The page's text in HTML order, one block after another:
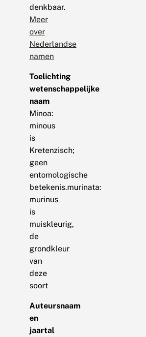
denkbaar.
Meer
over
Nederlandse
namen
Toelichting
wetenschappelijke
naam
Minoa:
minous
is
Kretenzisch;
geen
entomologische
betekenis.murinata:
murinus
is
muiskleurig,
de
grondkleur
van
deze
soort
Auteursnaam
en
jaartal